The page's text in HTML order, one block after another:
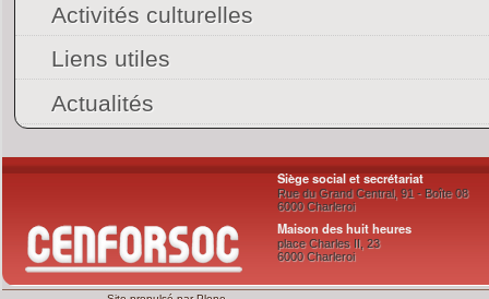
Activités culturelles
Liens utiles
Actualités
Siège social et secrétariat
Rue du Grand Central, 91 - Boîte 08
6000 Charleroi
Maison des huit heures
place Charles II, 23
6000 Charleroi